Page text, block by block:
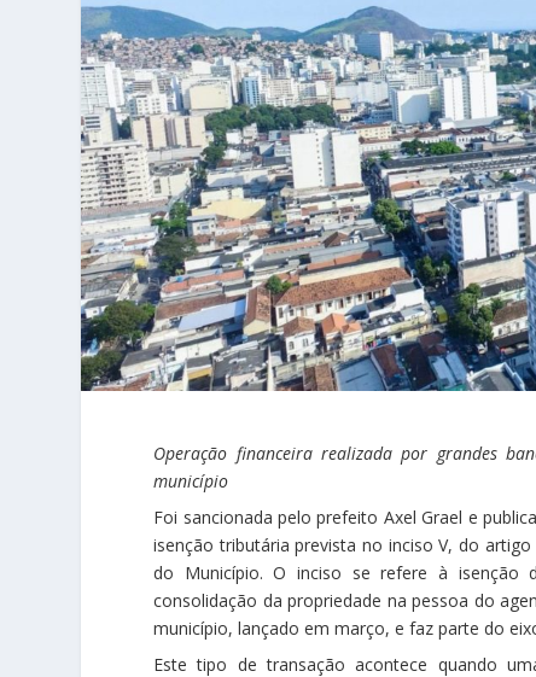
Operação financeira realizada por grandes
município
Foi sancionada pelo prefeito Axel Grael e
isenção tributária prevista no inciso V, do
do Município. O inciso se refere à isenção
consolidação da propriedade na pessoa do
município, lançado em março, e faz parte do
Este tipo de transação acontece quando